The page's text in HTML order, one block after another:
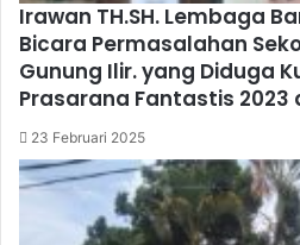
Irawan TH.SH. Lembaga
Bicara Permasalahan
Gunung Ilir. yang Diduga
Prasarana Fantastis 2023
23 Februari 2025